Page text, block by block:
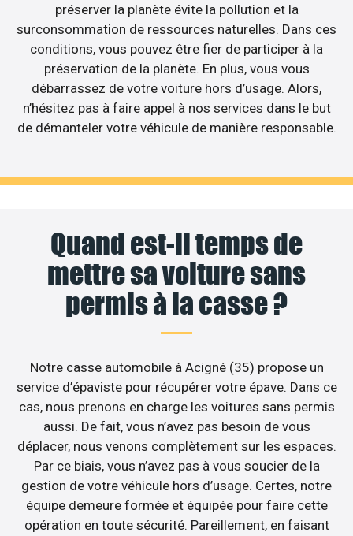
préserver la planète évite la pollution et la
surconsommation de ressources naturelles. Dans ces
conditions, vous pouvez être fier de participer à la
préservation de la planète. En plus, vous vous
débarrassez de votre voiture hors d’usage. Alors,
n’hésitez pas à faire appel à nos services dans le but
de démanteler votre véhicule de manière responsable.
Quand est-il temps de
mettre sa voiture sans
permis à la casse ?
Notre casse automobile à Acigné (35) propose un
service d’épaviste pour récupérer votre épave. Dans ce
cas, nous prenons en charge les voitures sans permis
aussi. De fait, vous n’avez pas besoin de vous
déplacer, nous venons complètement sur les espaces.
Par ce biais, vous n’avez pas à vous soucier de la
gestion de votre véhicule hors d’usage. Certes, notre
équipe demeure formée et équipée pour faire cette
opération en toute sécurité. Pareillement, en faisant